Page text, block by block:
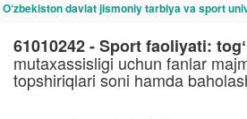
O‘zbekiston davlat jismoniy tarbiya va sport
61010242 - Sport faoliyati:
mutaxassisligi uchun fanlar
topshiriqlari soni hamda